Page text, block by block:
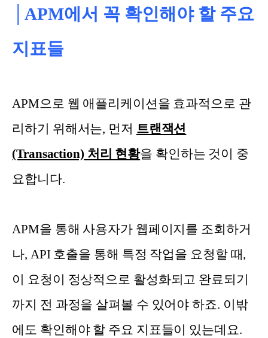
│APM에서 꼭 확인해야 할 주요
지표들
APM으로 웹 애플리케이션을 효과적으로 관
리하기 위해서는, 먼저 트랜잭션
(Transaction) 처리 현황을 확인하는 것이 중
요합니다.
APM을 통해 사용자가 웹페이지를 조회하거
나, API 호출을 통해 특정 작업을 요청할 때,
이 요청이 정상적으로 활성화되고 완료되기
까지 전 과정을 살펴볼 수 있어야 하죠. 이밖
에도 확인해야 할 주요 지표들이 있는데요.